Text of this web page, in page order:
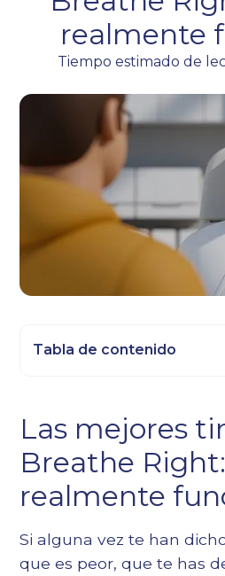
realmente
Tiempo estimado de
Las mejores
Breathe
realmente
Si alguna vez te han
que es peor, que te has
Tabla de contenido
Título 3
Epígrafe 4
Epígrafe 5